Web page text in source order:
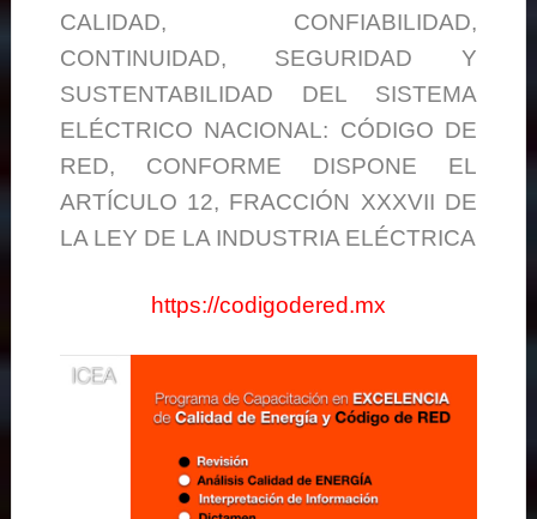
CALIDAD, CONFIABILIDAD,
CONTINUIDAD, SEGURIDAD Y
SUSTENTABILIDAD DEL SISTEMA
ELÉCTRICO NACIONAL: CÓDIGO DE
RED, CONFORME DISPONE EL
ARTÍCULO 12, FRACCIÓN XXXVII DE
LA LEY DE LA INDUSTRIA ELÉCTRICA
https://codigodered.mx